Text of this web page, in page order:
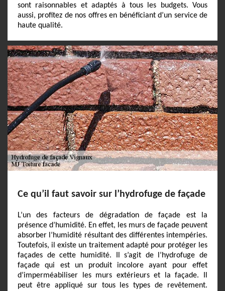
sont raisonnables et adaptés à tous les budgets. Vous
aussi, profitez de nos offres en bénéficiant d’un service de
haute qualité.
Ce qu’il faut savoir sur l’hydrofuge de façade
L’un des facteurs de dégradation de façade est la
présence d’humidité. En effet, les murs de façade peuvent
absorber l’humidité résultant des différentes intempéries.
Toutefois, il existe un traitement adapté pour protéger les
façades de cette humidité. Il s’agit de l’hydrofuge de
façade qui est un produit incolore ayant pour effet
d’imperméabiliser les murs extérieurs et la façade. Il
peut être appliqué sur tous les types de revêtement.